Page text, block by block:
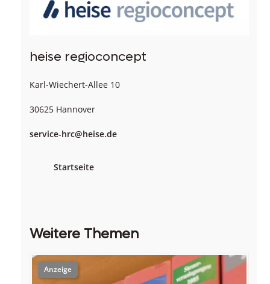
heise regioconcept
Karl-Wiechert-Allee 10
30625 Hannover
service-hrc@heise.de
Startseite
Weitere Themen